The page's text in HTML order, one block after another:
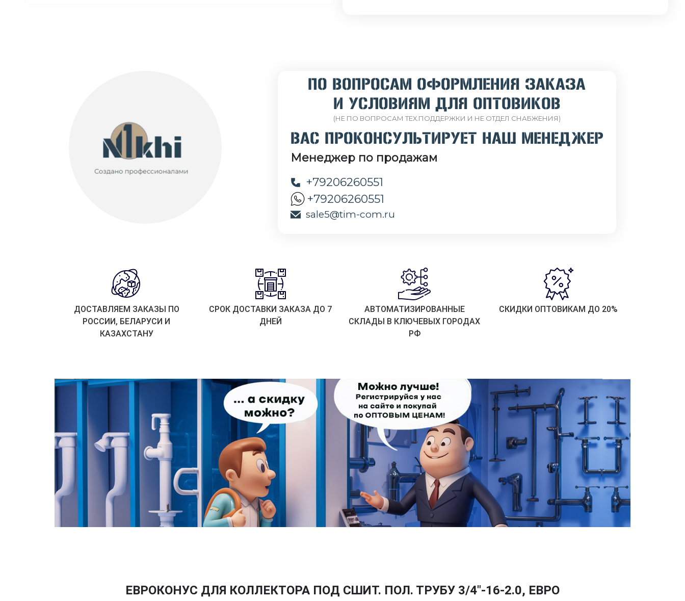
ПО ВОПРОСАМ ОФОРМЛЕНИЯ ЗАКАЗА
И УСЛОВИЯМ ДЛЯ ОПТОВИКОВ
(НЕ ПО ВОПРОСАМ ТЕХ.ПОДДЕРЖКИ И НЕ ОТДЕЛ СНАБЖЕНИЯ)
ВАС ПРОКОНСУЛЬТИРУЕТ НАШ МЕНЕДЖЕР
Менеджер по продажам
+79206260551
+79206260551
sale5@tim-com.ru
ДОСТАВЛЯЕМ ЗАКАЗЫ ПО
РОССИИ, БЕЛАРУСИ И
КАЗАХСТАНУ
СРОК ДОСТАВКИ ЗАКАЗА ДО 7
ДНЕЙ
АВТОМАТИЗИРОВАННЫЕ
СКЛАДЫ В КЛЮЧЕВЫХ ГОРОДАХ
РФ
СКИДКИ ОПТОВИКАМ ДО 20%
ЕВРОКОНУС ДЛЯ КОЛЛЕКТОРА ПОД СШИТ. ПОЛ. ТРУБУ 3/4"-16-2.0, ЕВРО